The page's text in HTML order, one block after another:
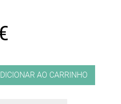
AO CARRINHO